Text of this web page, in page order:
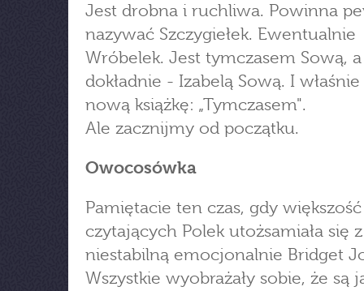
Jest drobna i ruchliwa. Powinna
nazywać Szczygiełek. Ewentualnie
Wróbelek. Jest tymczasem Sową, a
dokładnie - Izabelą Sową. I właśnie
nową książkę: „Tymczasem".
Ale zacznijmy od początku.
Owocosówka
Pamiętacie ten czas, gdy większość
czytających Polek utożsamiała się z
niestabilną emocjonalnie Bridget
Wszystkie wyobrażały sobie, że są